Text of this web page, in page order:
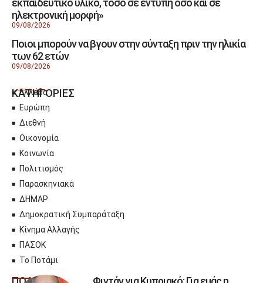
ηλεκτρονική μορφή»
09/08/2026
Ποιοι μπορούν να βγουν στην σύνταξη πριν την ηλικία
των 62 ετών
09/08/2026
ΚΑΤΗΓΟΡΙΕΣ
Ελλάδα
Ευρώπη
Διεθνή
Οικονομία
Κοινωνία
Πολιτισμός
Παρασκηνιακά
ΔΗΜΑΡ
Δημοκρατική Συμπαράταξη
Κίνημα Αλλαγής
ΠΑΣΟΚ
Το Ποτάμι